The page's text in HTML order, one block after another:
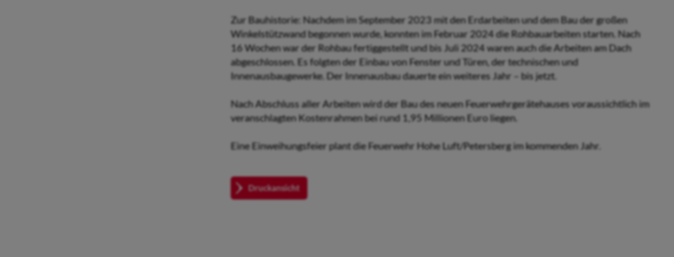
Zur Bauhistorie: Nachdem im September 2023 mit den Erdarbeiten und dem Bau der großen
Winkelstützwand begonnen wurde, konnten im Februar 2024 die Rohbauarbeiten starten. Nach
16 Wochen war der Rohbau fertiggestellt und bis Juli 2024 waren auch die Arbeiten am Dach
abgeschlossen. Es folgten der Einbau von Fenster und Türen, der technischen und
Innenausbaugewerke. Der Innenausbau dauerte ein weiteres Jahr – bis jetzt.
Nach Abschluss aller Arbeiten wird der Bau des neuen Feuerwehrgerätehauses voraussichtlich im
veranschlagten Kostenrahmen bei rund 1,95 Millionen Euro liegen.
Eine Einweihungsfeier plant die Feuerwehr Hohe Luft/Petersberg im kommenden Jahr.
Druckansicht